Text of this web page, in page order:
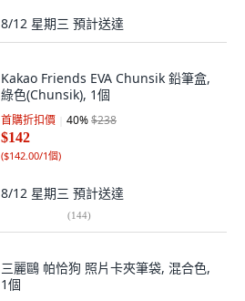
8/12 星期三 預計送達
Kakao Friends EVA Chunsik 鉛筆盒,
綠色(Chunsik), 1個
首購折扣價 40%$238
$142
($142.00/1個)
8/12 星期三 預計送達
(144)
三麗鷗 帕恰狗 照片卡夾筆袋, 混合色,
1個